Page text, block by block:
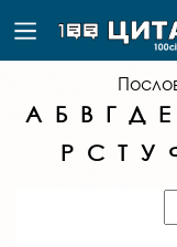
А Б В Г Д Е
Р С Т У